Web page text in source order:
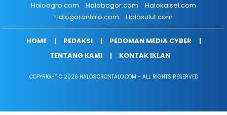
Haloagro.com
Halobogor.com
Halokalsel.com
Halogorontalo.com
Halosulut.com
HOME REDAKSI
PEDOMAN MEDIA CYBER
TENTANG KAMI
KONTAK IKLAN
COPYRIGHT © 2026 HALOGORONTALO.COM - ALL RIGHTS RESERVED